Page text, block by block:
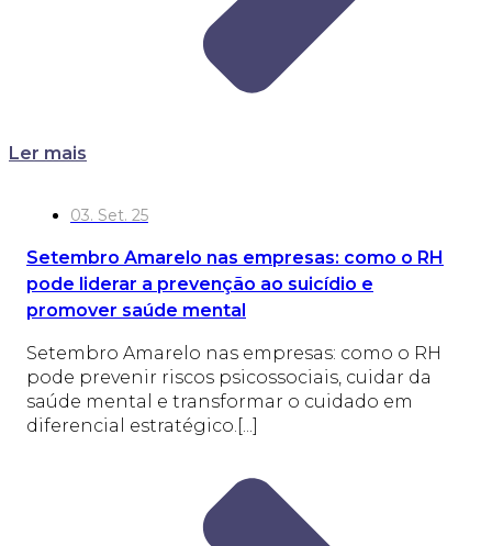
Ler mais
03. Set. 25
Setembro Amarelo nas empresas: como o RH
pode liderar a prevenção ao suicídio e
promover saúde mental
Setembro Amarelo nas empresas: como o RH
pode prevenir riscos psicossociais, cuidar da
saúde mental e transformar o cuidado em
diferencial estratégico.[...]